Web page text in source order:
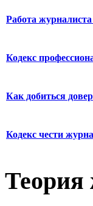
Работа
Кодекс
Как добиться
Кодекс чести
Теория